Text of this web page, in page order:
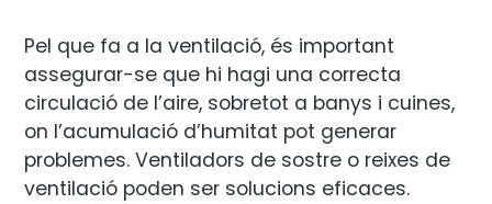
Pel que fa a la ventilació, és important
assegurar-se que hi hagi una correcta
circulació de l’aire, sobretot a banys i cuines,
on l’acumulació d’humitat pot generar
problemes. Ventiladors de sostre o reixes de
ventilació poden ser solucions eficaces.